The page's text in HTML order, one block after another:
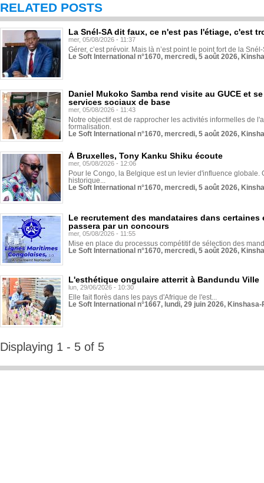
RELATED POSTS
La Snél-SA dit faux, ce n'est pas l'étiage, c'est
mer, 05/08/2026 - 11:37
Gérer, c’est prévoir. Mais là n’est point le point fort de la
Le Soft International n°1670, mercredi, 5 août 2026,
Daniel Mukoko Samba rend visite au GUCE et
services sociaux de base
mer, 05/08/2026 - 11:43
Notre objectif est de rapprocher les activités informelles de
formalisation.
Le Soft International n°1670, mercredi, 5 août 2026,
À Bruxelles, Tony Kanku Shiku écoute
mer, 05/08/2026 - 12:06
Pour le Congo, la Belgique est un levier d'influence globale.
historique...
Le Soft International n°1670, mercredi, 5 août 2026,
Le recrutement des mandataires dans
passera par un concours
mer, 05/08/2026 - 11:55
Mise en place du processus compétitif de sélection des
Le Soft International n°1670, mercredi, 5 août 2026,
L'esthétique ongulaire atterrit à Bandundu Ville
lun, 29/06/2026 - 10:30
Elle fait florès dans les pays d'Afrique de l'est...
Le Soft International n°1667, lundi, 29 juin 2026,
Displaying 1 - 5 of 5